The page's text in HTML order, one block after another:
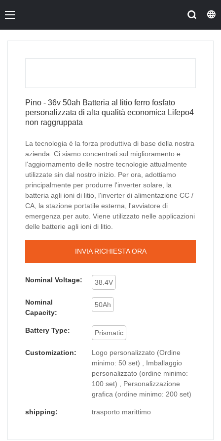
Pino - 36v 50ah Batteria al litio ferro fosfato
personalizzata di alta qualità economica Lifepo4
non raggruppata
La tecnologia è la forza produttiva di base della nostra
azienda. Ci siamo concentrati sul miglioramento e
l'aggiornamento delle nostre tecnologie attualmente
utilizzate sin dal nostro inizio. Per ora, adottiamo
principalmente per produrre l'inverter solare, la
batteria agli ioni di litio, l'inverter di alimentazione CC /
CA, la stazione portatile esterna, l'avviatore di
emergenza per auto. Viene utilizzato nelle applicazioni
delle batterie agli ioni di litio.
INVIA RICHIESTA ORA
Nominal Voltage: 38.4V
Nominal
Capacity:
50Ah
Battery Type: Prismatic
Customization:
Logo personalizzato (Ordine
minimo: 50 set) , Imballaggio
personalizzato (ordine minimo:
100 set) , Personalizzazione
grafica (ordine minimo: 200 set)
shipping: trasporto marittimo